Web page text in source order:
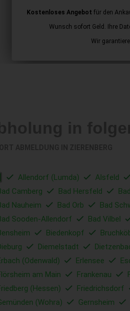
Kostenloses Angebot für den
Wunsch sofort Geld. Ihre
Wir
Allendorf (Lumda) Alsfeld
Camberg
Bad Hersfeld
Nauheim
Bad Orb Bad
Sooden-Allendorf
Bad Vilbel
Biedenkopf
Diemelstadt
(Odenwald)
Erlensee
am Main
Frankenau
(Hessen)
Friedrichsdorf
(Wohra)
Gernsheim